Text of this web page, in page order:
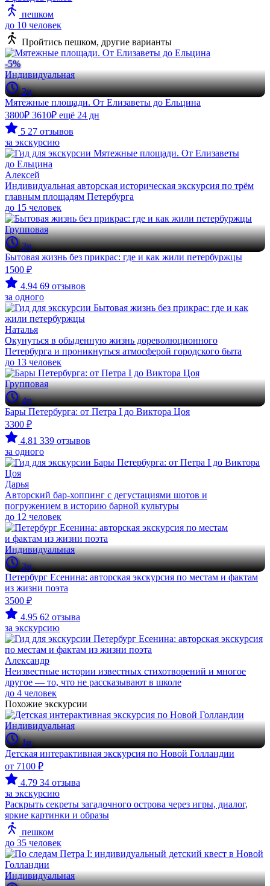
пешком
до 10 человек
Пройтись пешком, другие варианты
-5%
Индивидуальная
2ч
Мятежные площади. От Елизаветы до Ельцина
3800₽ 3610₽ ещё 24 дн
5 27 отзывов
за экскурсию
Алексей
Индивидуальная авторская историческая экскурсия по трём
главным площадям Петербурга
до 15 человек
Групповая
2ч
Бытовая жизнь без прикрас: где и как жили петербуржцы
1500 ₽
4.94 69 отзывов
за одного
Наталья
Окунуться в обыденную жизнь дореволюционного
Петербурга и проникнуться атмосферой городского быта
до 13 человек
Групповая
4ч
Бары Петербурга: от Петра I до Виктора Цоя
3300 ₽
4.81 339 отзывов
за одного
Дарья
Авторский бар-хоппинг с дегустациями шотов и
погружением в историю барной культуры
до 12 человек
Индивидуальная
2ч
Петербург Есенина: авторская экскурсия по местам и фактам
из жизни поэта
3500 ₽
4.95 62 отзыва
за экскурсию
Александр
Неизвестные истории известных стихотворений и многое
другое — то, что не рассказывают в школе
до 4 человек
Похожие экскурсии
Индивидуальная
1ч
Детская интерактивная экскурсия по Новой Голландии
от 7100 ₽
4.79 34 отзыва
за экскурсию
Раскрыть секреты загадочного острова через игры, диалог,
яркие картинки и образы
пешком
до 35 человек
Индивидуальная